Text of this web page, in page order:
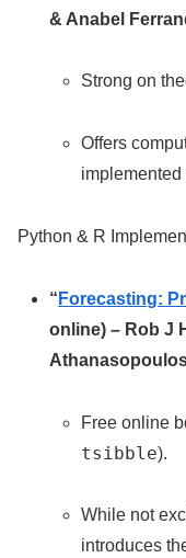
& Anabel
Strong on
Offers
implemented
Python & R
“ Forecasting:
online) – Rob J
Free online
tsibble).
While not
introduces